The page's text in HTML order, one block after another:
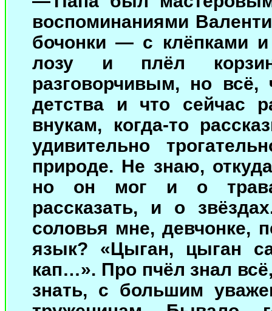
воспоминаниями
бочонки — с клёпками и
лозу и плёл
разговорчивым, но
детства и что сейчас
внукам, когда-то
удивительно
природе. Не знаю,
но он мог и о
рассказать, и о
соловья мне, девчонке,
язык? «Цыган, цыган
кап…». Про пчёл знал
знать, с большим